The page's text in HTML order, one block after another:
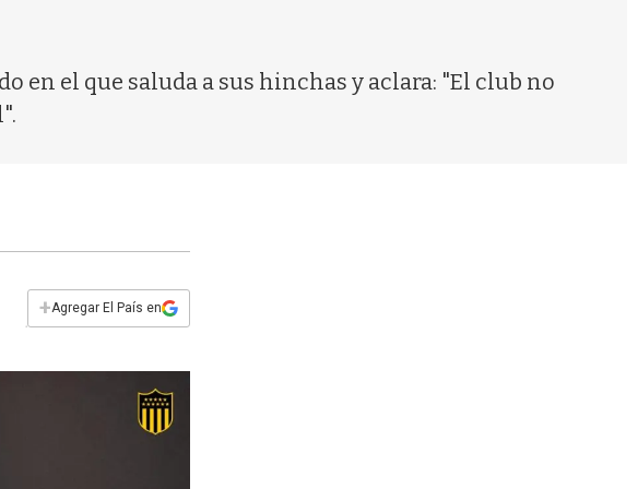
en el que saluda a sus hinchas y aclara: "El club no
+Agregar El País en